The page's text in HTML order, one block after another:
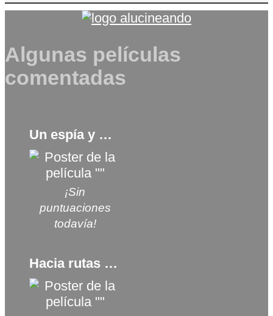
Algunas películas
comentadas
Un espía y medio (2016)
¡Sin
puntuaciones
todavía!
Hacia rutas salvajes (2007)